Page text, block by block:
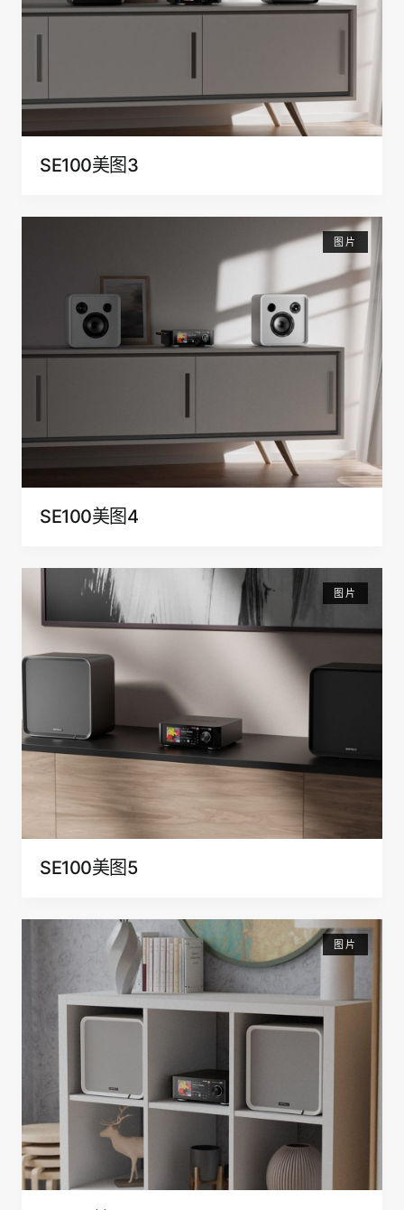
SE100美图3
图片
SE100美图4
图片
SE100美图5
图片